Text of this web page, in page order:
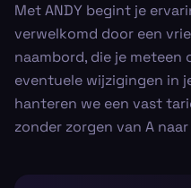
Met ANDY begint je
verwelkomd door een
naambord, die je
eventuele wijzigingen in
hanteren we een vast
zonder zorgen van A